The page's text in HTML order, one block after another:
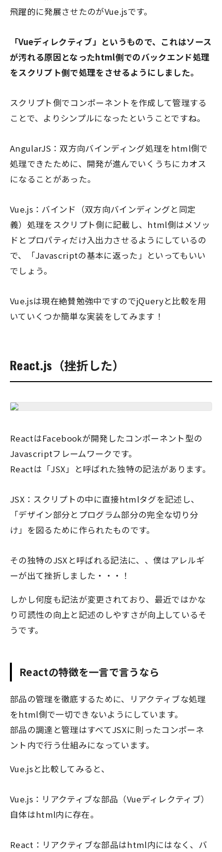
飛躍的に発展させたのがVue.jsです。
「Vueディレクティブ」というもので、これはソース
が汚れる原因となったhtml側でのバックエンド処理
をスクリプト側で処理をさせるようにしました。
スクリプト側でコンポーネントを作成して管理する
ことで、よりシンプルになったということですね。
AngularJS：双方向バインディング処理をhtml側で
処理できたために、開発が進んでいくうちにカオス
になることがあった。
Vue.js：バインド（双方向バインディングと同定
義）処理をスクリプト側に記載し、html側はメソッ
ドとプロパティだけ入出力させるようにしているの
で、「Javascriptの基本に返った」といってもいい
でしょう。
Vue.jsは現在絶賛勉強中ですのでjQueryと比較を用
いていくつか簡単な実装をしてみます！
React.js（挫折した）
ReactはFacebookが開発したコンポーネント型の
Javascriptフレームワークです。
Reactは「JSX」と呼ばれた独特の記法があります。
JSX：スクリプトの中に直接htmlタグを記述し、
「デザイン部分とプログラム部分の完全な切り分
け」を図るために作られたものです。
その独特のJSXと呼ばれる記法に、、僕はアレルギ
ーが出て挫折しました・・・！
しかし何度も記法が変更されており、最近ではかな
り可読性の向上と記述のしやすさが向上しているそ
うです。
Reactの特徴を一言で言うなら
部品の管理を徹底するために、リアクティブな処理
をhtml側で一切できないようにしています。
部品の調達と管理はすべてJSXに則ったコンポーネ
ント内で行う仕組みになっています。
Vue.jsと比較してみると、
Vue.js：リアクティブな部品（Vueディレクティブ）
自体はhtml内に存在。
React：リアクティブな部品はhtml内にはなく、バ